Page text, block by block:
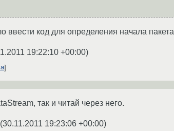
ввести код для определения начала пакета
19:22:10 +00:00)
так и читай через него.
(30.11.2011 19:23:06 +00:00)